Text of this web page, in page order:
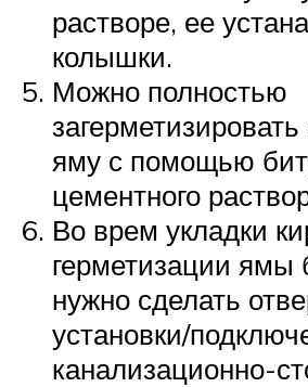
растворе, ее
колышки.
Можно полностью
яму с помощью
цементного
Во врем укладки
герметизации ямы
нужно сделать
установки/
канализационно-